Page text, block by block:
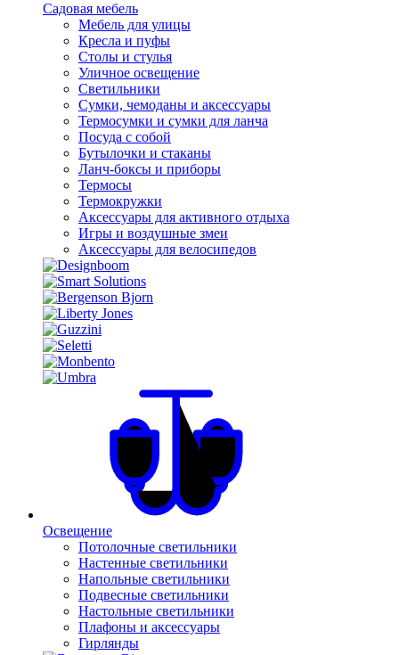
Садовая мебель
Мебель для улицы
Кресла и пуфы
Столы и стулья
Уличное освещение
Светильники
Сумки, чемоданы и аксессуары
Термосумки и сумки для ланча
Посуда с собой
Бутылочки и стаканы
Ланч-боксы и приборы
Термосы
Термокружки
Аксессуары для активного отдыха
Игры и воздушные змеи
Аксессуары для велосипедов
Освещение
Потолочные светильники
Настенные светильники
Напольные светильники
Подвесные светильники
Настольные светильники
Плафоны и аксессуары
Гирлянды